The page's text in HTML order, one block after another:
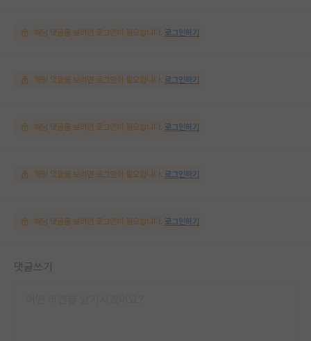
해당 댓글을 보려면 로그인이 필요합니다. 로그인하기
해당 댓글을 보려면 로그인이 필요합니다. 로그인하기
해당 댓글을 보려면 로그인이 필요합니다. 로그인하기
해당 댓글을 보려면 로그인이 필요합니다. 로그인하기
해당 댓글을 보려면 로그인이 필요합니다. 로그인하기
댓글쓰기